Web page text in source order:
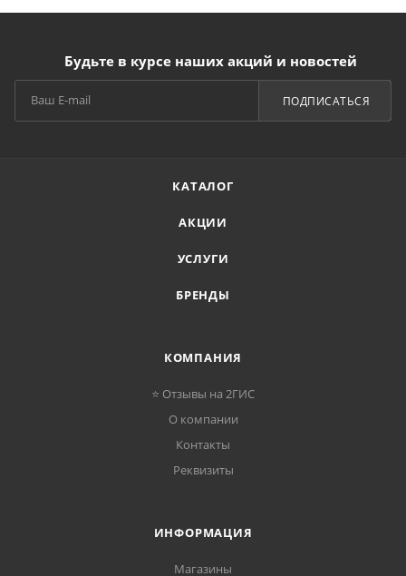
Будьте в курсе наших акций и новостей
ПОДПИСАТЬСЯ
КАТАЛОГ
АКЦИИ
УСЛУГИ
БРЕНДЫ
КОМПАНИЯ
⭐ Отзывы на 2ГИС
О компании
Контакты
Реквизиты
ИНФОРМАЦИЯ
Магазины